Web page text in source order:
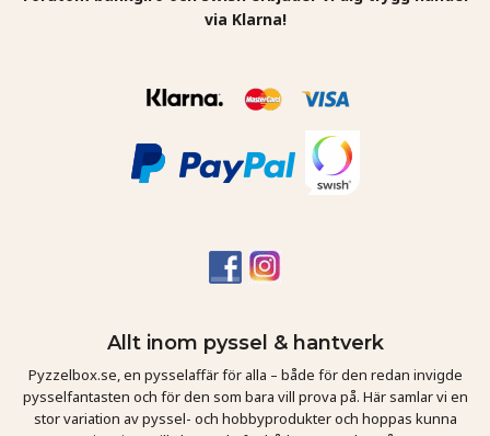
via Klarna!
Allt inom pyssel & hantverk
Pyzzelbox.se, en pysselaffär för alla – både för den redan invigde
pysselfantasten och för den som bara vill prova på. Här samlar vi en
stor variation av pyssel- och hobbyprodukter och hoppas kunna